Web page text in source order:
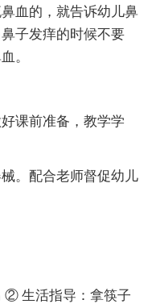
血的，就告诉幼儿鼻
子发痒的时候不要
。
课前准备，教学学
。配合老师督促幼儿
生活指导：拿筷子